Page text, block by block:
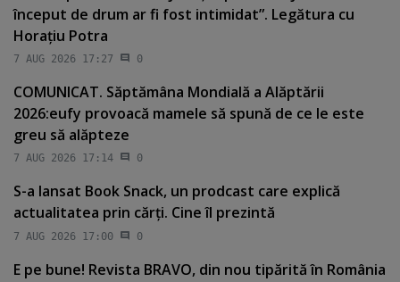
început de drum ar fi fost intimidat”. Legătura cu
Horaţiu Potra
7 AUG 2026 17:27 0
COMUNICAT. Săptămâna Mondială a Alăptării
2026:eufy provoacă mamele să spună de ce le este
greu să alăpteze
7 AUG 2026 17:14 0
S-a lansat Book Snack, un prodcast care explică
actualitatea prin cărţi. Cine îl prezintă
7 AUG 2026 17:00 0
E pe bune! Revista BRAVO, din nou tipărită în România